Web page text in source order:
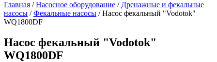
Главная /Насосное оборудование / Дренажные и фекальные
насосы /Фекальные насосы /Насос фекальный "Vodotok"
WQ1800DF
Насос фекальный "Vodotok"
WQ1800DF